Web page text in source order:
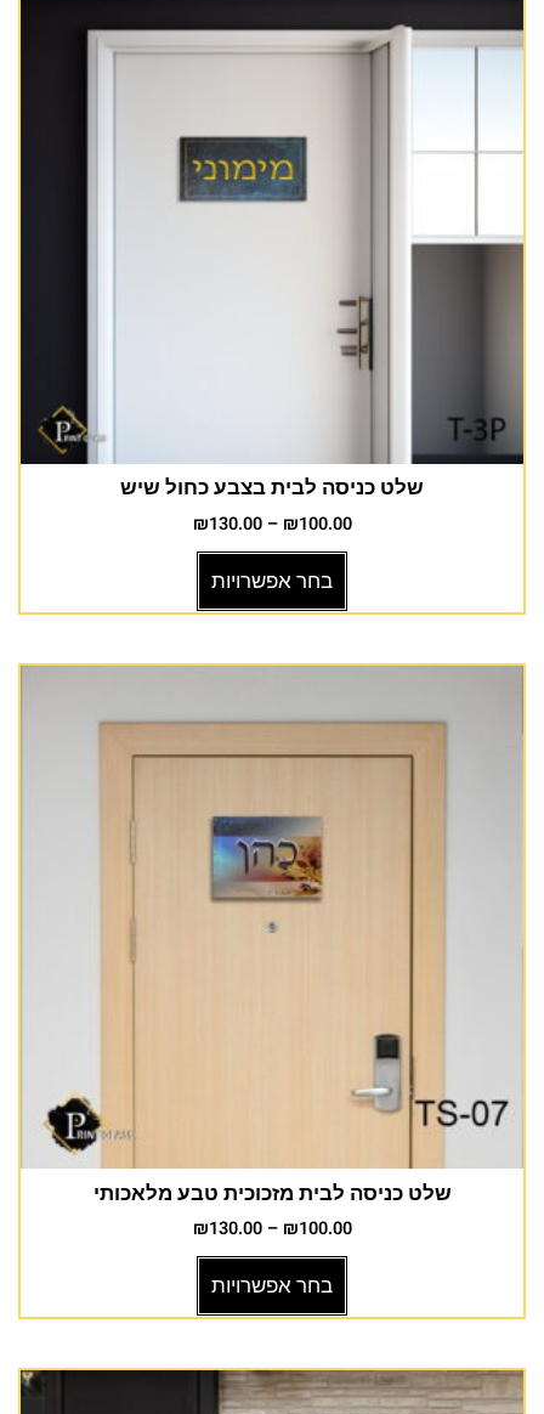
שלט כניסה לבית בצבע כחול שיש
₪100.00
–
₪130.00
בחר אפשרויות
שלט כניסה לבית מזכוכית טבע מלאכותי
₪100.00
–
₪130.00
בחר אפשרויות